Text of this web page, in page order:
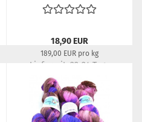
18,90 EUR
189,00 EUR pro kg
Lieferzeit: 22-24 Tage